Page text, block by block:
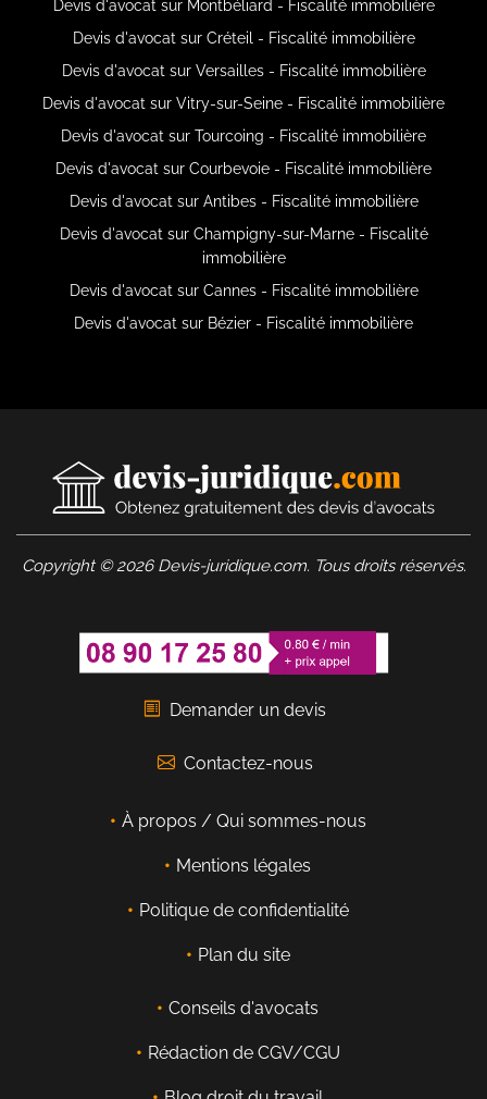
Devis d'avocat sur Montbéliard - Fiscalité immobilière
Devis d'avocat sur Créteil - Fiscalité immobilière
Devis d'avocat sur Versailles - Fiscalité immobilière
Devis d'avocat sur Vitry-sur-Seine - Fiscalité immobilière
Devis d'avocat sur Tourcoing - Fiscalité immobilière
Devis d'avocat sur Courbevoie - Fiscalité immobilière
Devis d'avocat sur Antibes - Fiscalité immobilière
Devis d'avocat sur Champigny-sur-Marne - Fiscalité
immobilière
Devis d'avocat sur Cannes - Fiscalité immobilière
Devis d'avocat sur Bézier - Fiscalité immobilière
Copyright © 2026 Devis-juridique.com. Tous droits réservés.
Demander un devis
Contactez-nous
À propos / Qui sommes-nous
Mentions légales
Politique de confidentialité
Plan du site
Conseils d'avocats
Rédaction de CGV/CGU